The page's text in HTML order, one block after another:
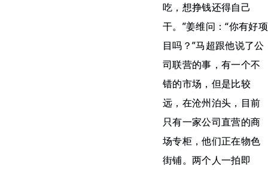
吃，想挣钱还得自己
干。”姜维问：“你有好项
目吗？”马超跟他说了公
司联营的事，有一个不
错的市场，但是比较
远，在沧州泊头，目前
只有一家公司直营的商
场专柜，他们正在物色
街铺。两个人一拍即